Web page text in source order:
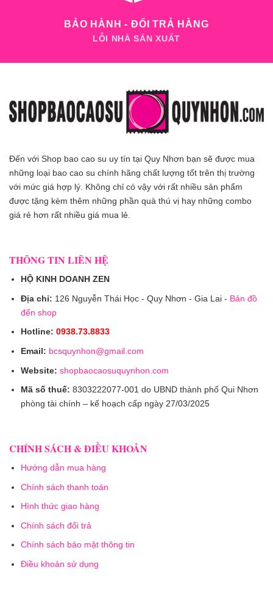
BẢO HÀNH - ĐỔI TRẢ HÀNG
LỖI NHÀ SẢN XUẤT
Đến với Shop bao cao su uy tín tại Quy Nhơn bạn sẽ được mua
những loại bao cao su chính hãng chất lượng tốt trên thị trường
với mức giá hợp lý. Không chỉ có vậy với rất nhiều sản phẩm
được tặng kèm thêm những phần quà thú vị hay những combo
giá rẻ hơn rất nhiều giá mua lẻ.
THÔNG TIN LIÊN HỆ
HỘ KINH DOANH ZEN
Địa chỉ: 126 Nguyễn Thái Học - Quy Nhơn - Gia Lai - Bản đồ
đến shop
Hotline: 0938.73.8833
Email: bcsquynhon@gmail.com
Website: shopbaocaosuquynhon.com
Mã số thuế: 8303222077-001 do UBND thành phố Qui Nhơn
phòng tài chính – kế hoạch cấp ngày 27/03/2025
CHÍNH SÁCH & ĐIỀU KHOẢN
Hướng dẫn mua hàng
Chính sách thanh toán
Hình thức giao hàng
Chính sách đổi trả
Chính sách bảo mật thông tin
Điều khoản sử dụng